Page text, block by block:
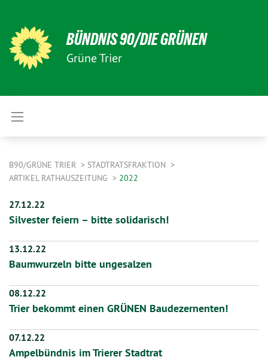
BÜNDNIS 90/DIE GRÜNEN
Grüne Trier
B90/GRÜNE TRIER
STADTRATSFRAKTION
ARTIKEL RATHAUSZEITUNG
2022
27.12.22
Silvester feiern – bitte solidarisch!
13.12.22
Baumwurzeln bitte ungesalzen
08.12.22
Trier bekommt einen GRÜNEN Baudezernenten!
07.12.22
Ampelbündnis im Trierer Stadtrat